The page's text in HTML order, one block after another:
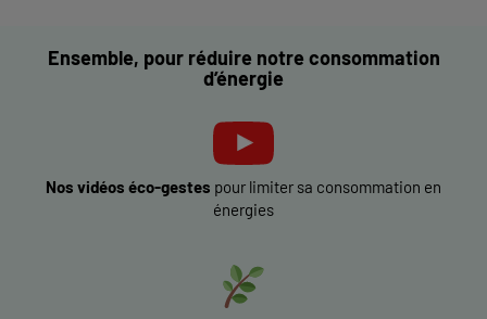
Ensemble, pour réduire notre consommation
d’énergie
Nos vidéos éco-gestes pour limiter sa consommation en
énergies